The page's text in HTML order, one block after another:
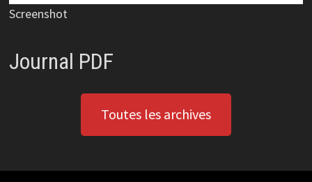
Screenshot
Journal PDF
Toutes les archives